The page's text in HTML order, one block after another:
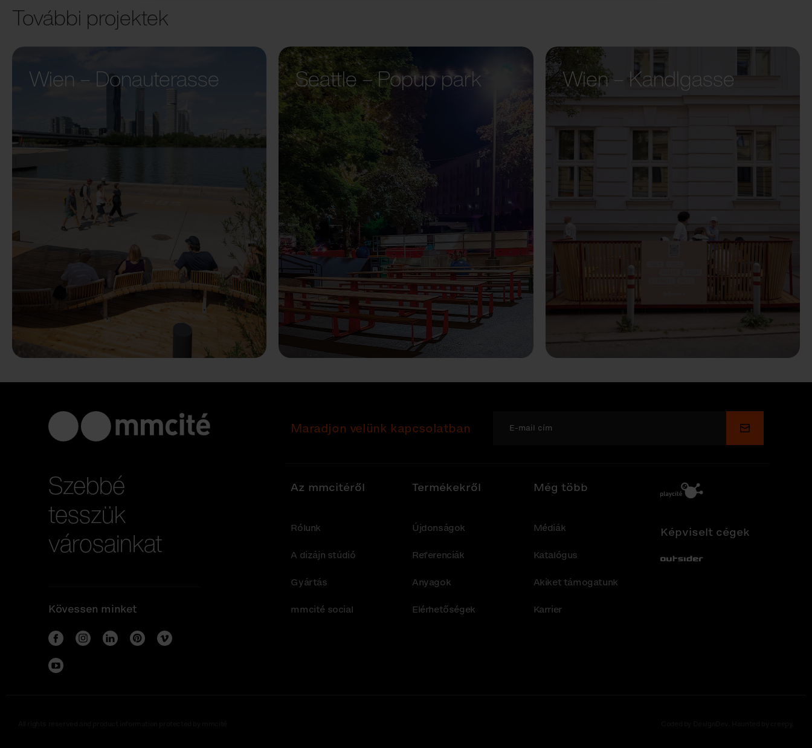
További projektek
Wien – Donauterasse
Seattle – Popup park Wien – Kandlgasse
Szebbé
tesszük
városainkat
Kövessen minket
Maradjon velünk kapcsolatban Küldés
Az mmcitéről
Rólunk
A dizájn stúdió
Gyártás
mmcité social
Termékekről
Újdonságok
Referenciák
Anyagok
Elérhetőségek
Még több
Médiák
Katalógus
Akiket támogatunk
Karrier
Képviselt cégek
Out-Sider